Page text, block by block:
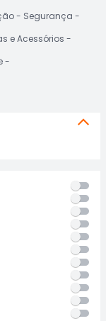
Segurança
e Acessórios